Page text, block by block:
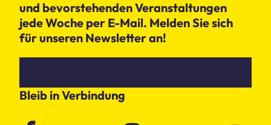
und bevorstehenden Veranstaltungen
jede Woche per E-Mail. Melden Sie sich
für unseren Newsletter an!
Bleib in Verbindung